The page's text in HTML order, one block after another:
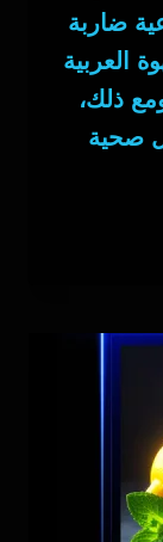
ضاربة
العربية
ذلك،
صحية